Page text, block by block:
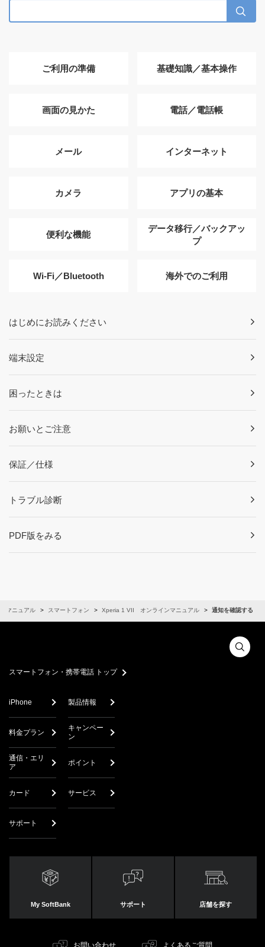
ご利用の準備 基礎知識／基本操作
画面の見かた 電話／電話帳
メール インターネット
カメラ アプリの基本
便利な機能
データ移行／バックアッ
プ
Wi-Fi／Bluetooth 海外でのご利用
はじめにお読みください
端末設定
困ったときは
お願いとご注意
保証／仕様
トラブル診断
PDF版をみる
マニュアル スマートフォン Xperia 1 VII オンラインマニュアル 通知を確認する
スマートフォン・携帯電話 トップ
iPhone 製品情報
料金プラン
キャンペー
ン
通信・エリ
ア
ポイント
カード サービス
サポート
My SoftBank サポート 店舗を探す
お問い合わせ よくあるご質問